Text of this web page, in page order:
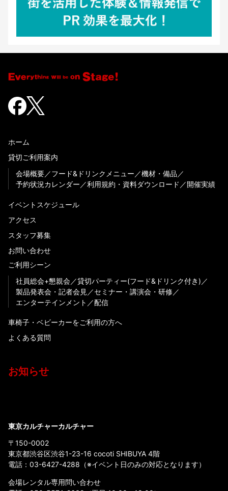
ホーム
貸切ご利用案内
会場概要
フード&ドリンクメニュー
機材・備品
予約状況カレンダー
利用規約・資料ダウンロード 開催実績
イベントスケジュール
アクセス
スタッフ募集
お問い合わせ
ご利用シーン
社員総会+懇親会
貸切パーティー(フード&ドリンク付き)
製品発表会・記者会見
セミナー・講演会・研修
エンターテインメント
配信
車椅子・ベビーカーをご利用の方へ
よくある質問
お知らせ
東京カルチャーカルチャー
〒150-0002
東京都渋谷区渋谷1-23-16 cocoti SHIBUYA 4階
電話： 03-6427-4288 （※イベント日のみの対応となります）
会場レンタル専用問い合わせ